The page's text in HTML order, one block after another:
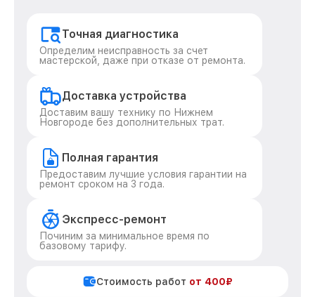
Точная диагностика
Определим неисправность за счет
мастерской, даже при отказе от ремонта.
Доставка устройства
Доставим вашу технику по Нижнем
Новгороде без дополнительных трат.
Полная гарантия
Предоставим лучшие условия гарантии на
ремонт сроком на 3 года.
Экспресс-ремонт
Починим за минимальное время по
базовому тарифу.
Стоимость работ от 400₽